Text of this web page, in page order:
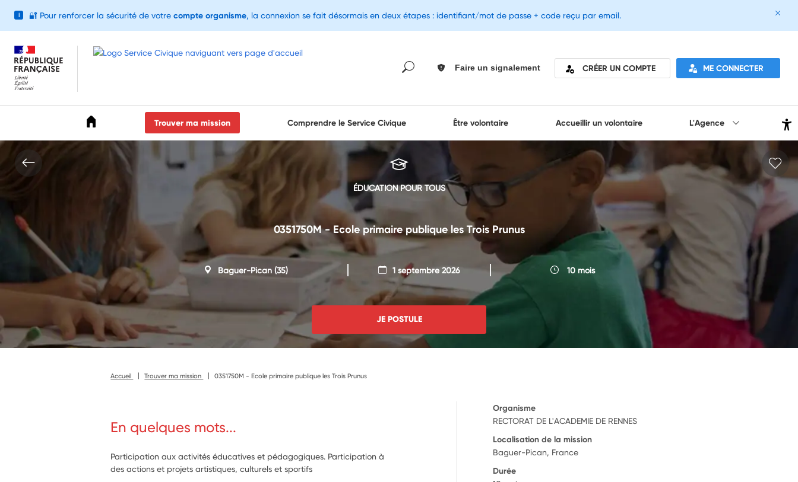
Faire un signalement CRÉER UN COMPTE ME CONNECTER
Trouver ma mission Comprendre le Service Civique Être volontaire Accueillir un volontaire L'Agence
ÉDUCATION POUR TOUS
0351750M - Ecole primaire publique les Trois Prunus
Baguer-Pican(35) 1 septembre 2026 10 mois
JE POSTULE
Accueil Trouver ma mission 0351750M - Ecole primaire publique les Trois Prunus
En quelques mots...
Participation aux activités éducatives et pédagogiques. Participation à
des actions et projets artistiques, culturels et sportifs
Organisme
RECTORAT DE L'ACADEMIE DE RENNES
Localisation de la mission
Baguer-Pican, France
Durée
i 🔐 Pour renforcer la sécurité de votre compte organisme, la connexion se fait désormais en deux étapes : identifiant/mot de passe + code reçu par email.